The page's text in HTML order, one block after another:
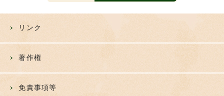
リンク
著作権
免責事項等